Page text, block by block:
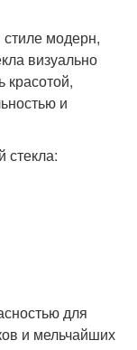
стиле модерн,
визуально
красотой,
и
стекла:
для
и мельчайших